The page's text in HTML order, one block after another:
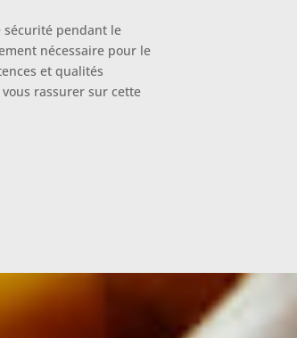
pendant le
nécessaire pour le
et qualités
rassurer sur cette